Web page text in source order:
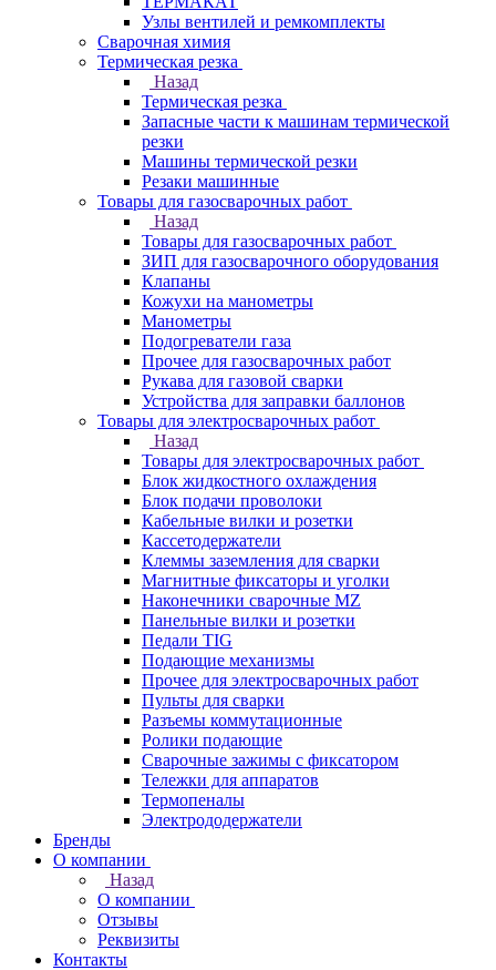
Узлы вентилей и ремкомплекты
Сварочная химия
Термическая резка
Назад
Термическая резка
Запасные части к машинам термической
резки
Машины термической резки
Резаки машинные
Товары для газосварочных работ
Назад
Товары для газосварочных работ
ЗИП для газосварочного оборудования
Клапаны
Кожухи на манометры
Манометры
Подогреватели газа
Прочее для газосварочных работ
Рукава для газовой сварки
Устройства для заправки баллонов
Товары для электросварочных работ
Назад
Товары для электросварочных работ
Блок жидкостного охлаждения
Блок подачи проволоки
Кабельные вилки и розетки
Кассетодержатели
Клеммы заземления для сварки
Магнитные фиксаторы и уголки
Наконечники сварочные MZ
Панельные вилки и розетки
Педали TIG
Подающие механизмы
Прочее для электросварочных работ
Пульты для сварки
Разъемы коммутационные
Ролики подающие
Сварочные зажимы с фиксатором
Тележки для аппаратов
Термопеналы
Электрододержатели
Бренды
О компании
Назад
О компании
Отзывы
Реквизиты
Контакты